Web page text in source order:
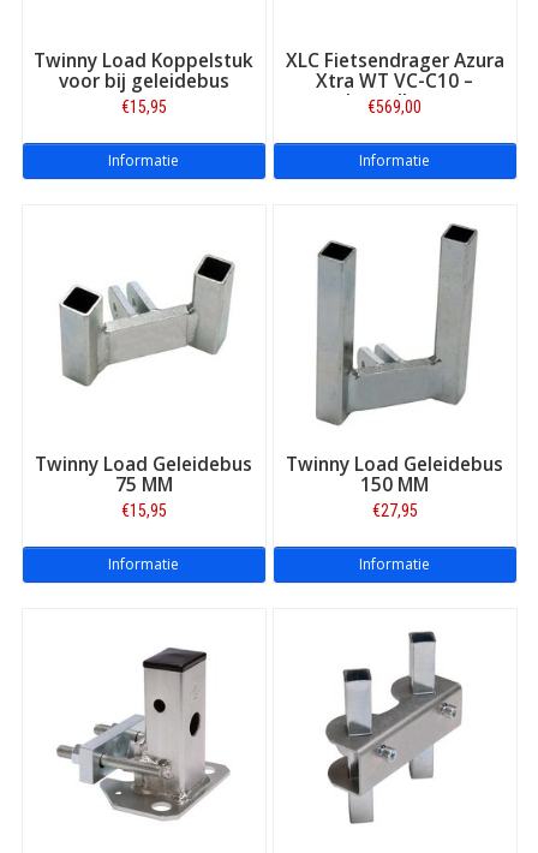
Twinny Load Koppelstuk
voor bij geleidebus
€15,95
Informatie
XLC Fietsendrager Azura
Xtra WT VC-C10 –
kantelbaar
€569,00
Informatie
Twinny Load Geleidebus
75 MM
€15,95
Informatie
Twinny Load Geleidebus
150 MM
€27,95
Informatie